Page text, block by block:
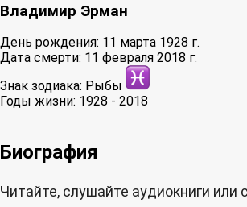
Владимир Эрман
День рождения: 11 марта 1928 г.
Дата смерти: 11 февраля 2018 г.
Знак зодиака: Рыбы
Годы жизни: 1928 - 2018
Биография
Читайте, слушайте аудиокниги